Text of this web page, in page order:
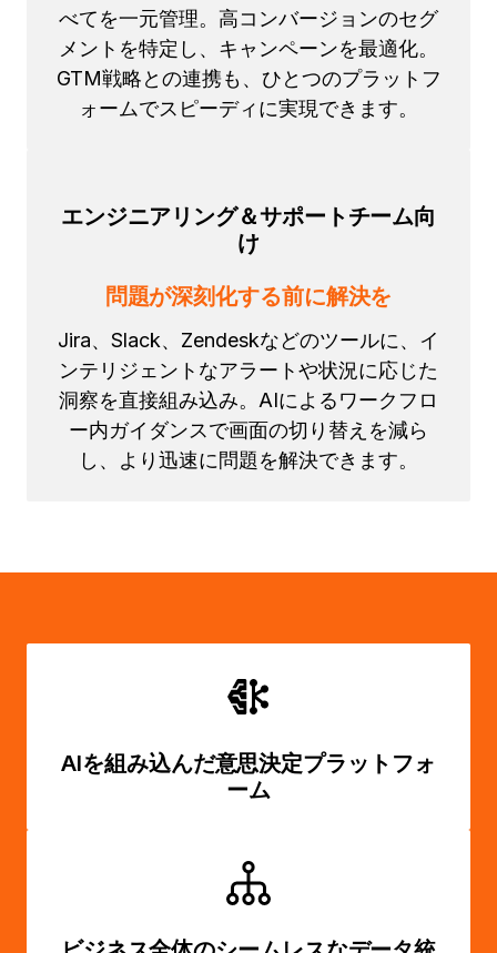
べてを一元管理。高コンバージョンのセグ
メントを特定し、キャンペーンを最適化。
GTM戦略との連携も、ひとつのプラットフ
ォームでスピーディに実現できます。
エンジニアリング＆サポートチーム向
け
問題が深刻化する前に解決を
Jira、Slack、Zendeskなどのツールに、イ
ンテリジェントなアラートや状況に応じた
洞察を直接組み込み。AIによるワークフロ
ー内ガイダンスで画面の切り替えを減ら
し、より迅速に問題を解決できます。
AIを組み込んだ意思決定プラットフォ
ーム